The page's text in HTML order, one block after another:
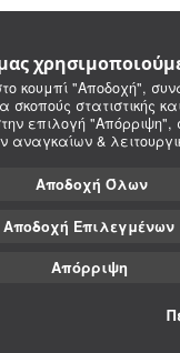
κουμπί "Αποδοχή",
σκοπούς στατιστικής
επιλογή "Απόρριψη",
αναγκαίων &
Αποδοχή Όλων
Αποδοχή Επιλεγμένων
Απόρριψη